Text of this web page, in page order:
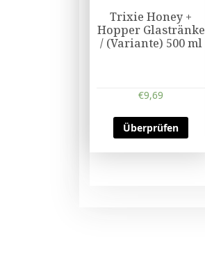
Trixie Honey +
Hopper Glastränke
/ (Variante) 500 ml
€9,69
Überprüfen